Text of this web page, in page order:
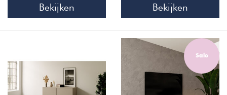
Bekijken Bekijken
Sale